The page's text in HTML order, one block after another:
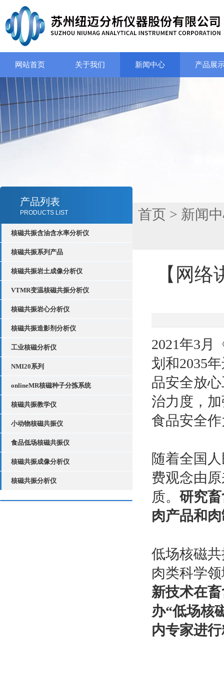
网站首页 关于我们 新闻中心 产品展
产品列表
PRODUCTS LIST
核磁共振含油含水率分析仪
核磁共振系列产品
核磁共振岩土成像分析仪
VTMR变温核磁共振分析仪
核磁共振岩心分析仪
核磁共振造影剂分析仪
工业核磁分析仪
NMI20系列
onlineMR核磁种子分拣系统
核磁共振教学仪
小动物核磁共振仪
食品低场核磁共振仪
核磁共振成像分析仪
核磁共振分析仪
首页 > 新闻
【网
2021年3月
划和2035
品安全放
治力度，
食品安全
随着全国
费观念由
质。 研究
肉产品和
低场核磁
肉类科学
新技术在
办“低场核
内专家进